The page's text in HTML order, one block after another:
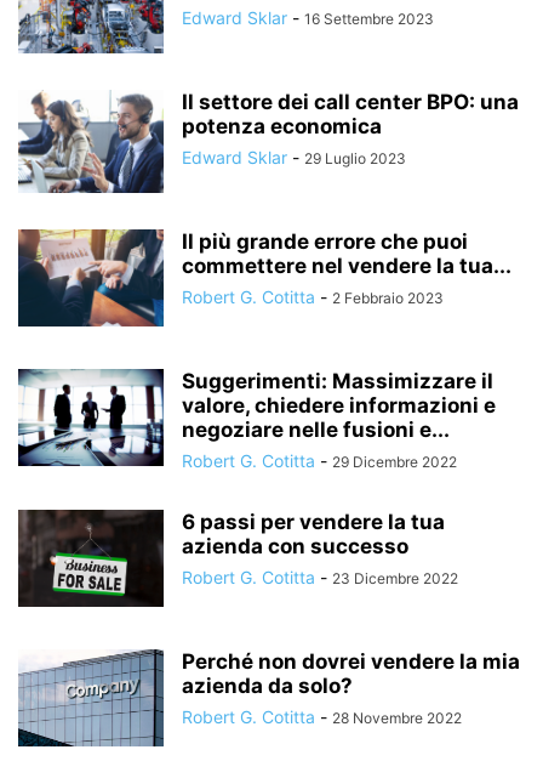
Edward Sklar - 16 Settembre 2023
Il settore dei call center BPO: una
potenza economica
Edward Sklar - 29 Luglio 2023
Il più grande errore che puoi
commettere nel vendere la tua...
Robert G. Cotitta - 2 Febbraio 2023
Suggerimenti: Massimizzare il
valore, chiedere informazioni e
negoziare nelle fusioni e...
Robert G. Cotitta - 29 Dicembre 2022
6 passi per vendere la tua
azienda con successo
Robert G. Cotitta - 23 Dicembre 2022
Perché non dovrei vendere la mia
azienda da solo?
Robert G. Cotitta - 28 Novembre 2022